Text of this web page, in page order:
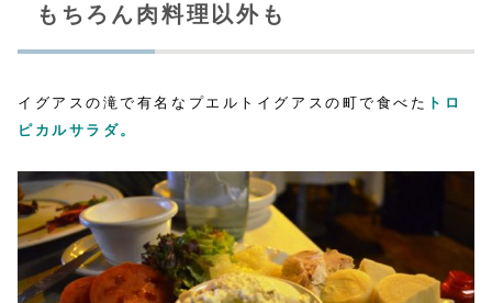
もちろん肉料理以外も
イグアスの滝で有名なプエルトイグアスの町で食べた
トロ
ピカルサラダ。